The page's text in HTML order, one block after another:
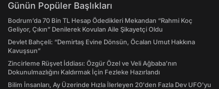
Günün Popüler Başlıkları
Bodrum’da 70 Bin TL Hesap Ödedikleri Mekandan “Rahmi Koç
Geliyor, Çıkın” Denilerek Kovulan Aile Şikayetçi Oldu
Devlet Bahçeli: “Demirtaş Evine Dönsün, Öcalan Umut Hakkına
Kavuşsun”
Zincirleme Rüşvet İddiası: Özgür Özel ve Veli Ağbaba’nın
Dokunulmazlığını Kaldırmak İçin Fezleke Hazırlandı
Bilim İnsanları, Ay Üzerinde Hızla İlerleyen 20'den Fazla Dev UFO'yu